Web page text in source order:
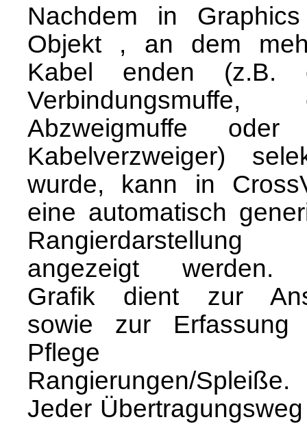
Nachdem in
Objekt , an dem
Kabel enden (z.B.
Verbindungsmuffe,
Abzweigmuffe
Kabelverzweiger)
wurde, kann in
eine automatisch
Rangierdarstellung
angezeigt werden.
Grafik dient zur
sowie zur Erfassung
Pflege
Rangierungen/Spleiße.
Jeder